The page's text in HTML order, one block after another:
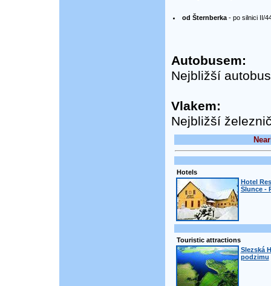
od Šternberka- po silnici II/
Autobusem:
Nejbližší
Vlakem:
Nejbližší
Hotels
Hotel
Slunce -
Touristic attractions
Slezská
podzimu